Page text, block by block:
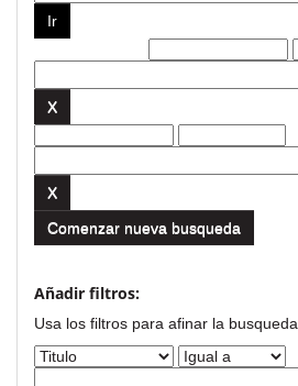
Comenzar nueva busqueda
Añadir filtros:
Usa los filtros para afinar la busqueda.